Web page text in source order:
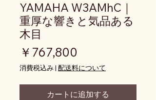
YAMAHA W3AMhC｜
重厚な響きと気品ある
木目
￥767,800
消費税込み| 配送料について
カートに追加する